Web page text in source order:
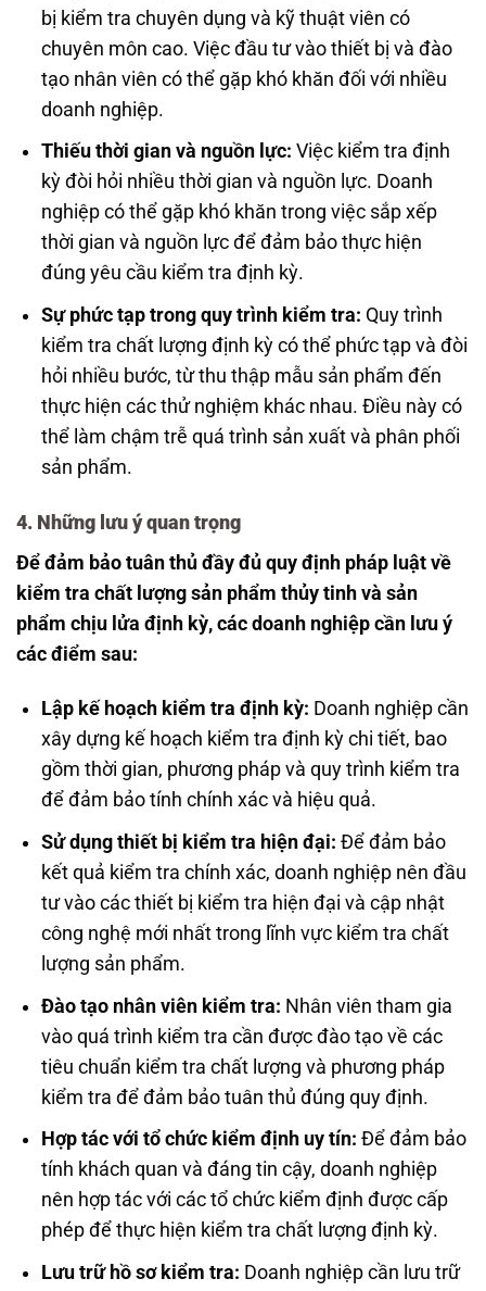
bị kiểm tra chuyên dụng và kỹ thuật viên có
chuyên môn cao. Việc đầu tư vào thiết bị và đào
tạo nhân viên có thể gặp khó khăn đối với nhiều
doanh nghiệp.
Thiếu thời gian và nguồn lực: Việc kiểm tra định
kỳ đòi hỏi nhiều thời gian và nguồn lực. Doanh
nghiệp có thể gặp khó khăn trong việc sắp xếp
thời gian và nguồn lực để đảm bảo thực hiện
đúng yêu cầu kiểm tra định kỳ.
Sự phức tạp trong quy trình kiểm tra: Quy trình
kiểm tra chất lượng định kỳ có thể phức tạp và đòi
hỏi nhiều bước, từ thu thập mẫu sản phẩm đến
thực hiện các thử nghiệm khác nhau. Điều này có
thể làm chậm trễ quá trình sản xuất và phân phối
sản phẩm.
4. Những lưu ý quan trọng
Để đảm bảo tuân thủ đầy đủ quy định pháp luật về
kiểm tra chất lượng sản phẩm thủy tinh và sản
phẩm chịu lửa định kỳ, các doanh nghiệp cần lưu ý
các điểm sau:
Lập kế hoạch kiểm tra định kỳ: Doanh nghiệp cần
xây dựng kế hoạch kiểm tra định kỳ chi tiết, bao
gồm thời gian, phương pháp và quy trình kiểm tra
để đảm bảo tính chính xác và hiệu quả.
Sử dụng thiết bị kiểm tra hiện đại: Để đảm bảo
kết quả kiểm tra chính xác, doanh nghiệp nên đầu
tư vào các thiết bị kiểm tra hiện đại và cập nhật
công nghệ mới nhất trong lĩnh vực kiểm tra chất
lượng sản phẩm.
Đào tạo nhân viên kiểm tra: Nhân viên tham gia
vào quá trình kiểm tra cần được đào tạo về các
tiêu chuẩn kiểm tra chất lượng và phương pháp
kiểm tra để đảm bảo tuân thủ đúng quy định.
Hợp tác với tổ chức kiểm định uy tín: Để đảm bảo
tính khách quan và đáng tin cậy, doanh nghiệp
nên hợp tác với các tổ chức kiểm định được cấp
phép để thực hiện kiểm tra chất lượng định kỳ.
Lưu trữ hồ sơ kiểm tra: Doanh nghiệp cần lưu trữ